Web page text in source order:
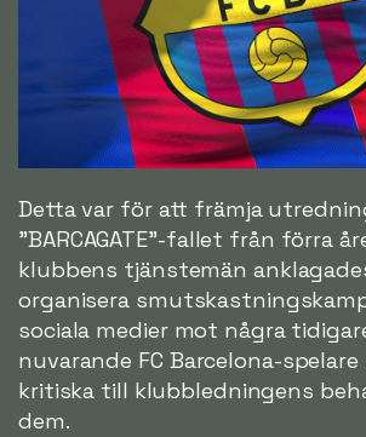
Detta var för att främja
"BARCAGATE"-fallet från förra
klubbens tjänstemän
organisera
sociala medier mot några
nuvarande FC Barcelona-
kritiska till klubbledningens
dem.